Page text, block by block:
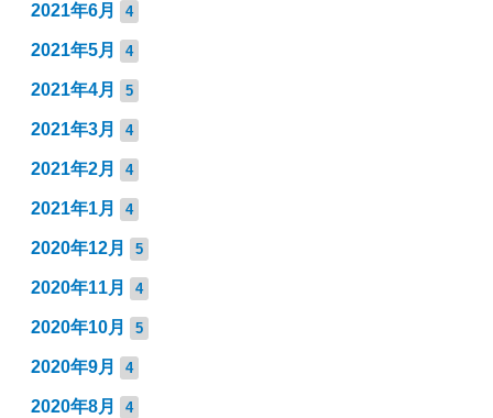
2021年6月 4
2021年5月 4
2021年4月 5
2021年3月 4
2021年2月 4
2021年1月 4
2020年12月 5
2020年11月 4
2020年10月 5
2020年9月 4
2020年8月 4